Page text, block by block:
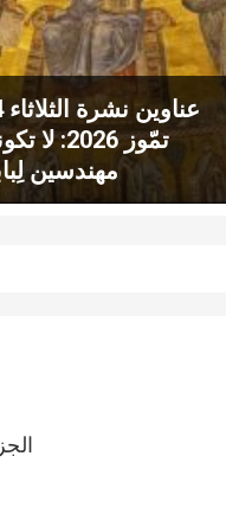
تمّوز 2026: لا
مهندسين